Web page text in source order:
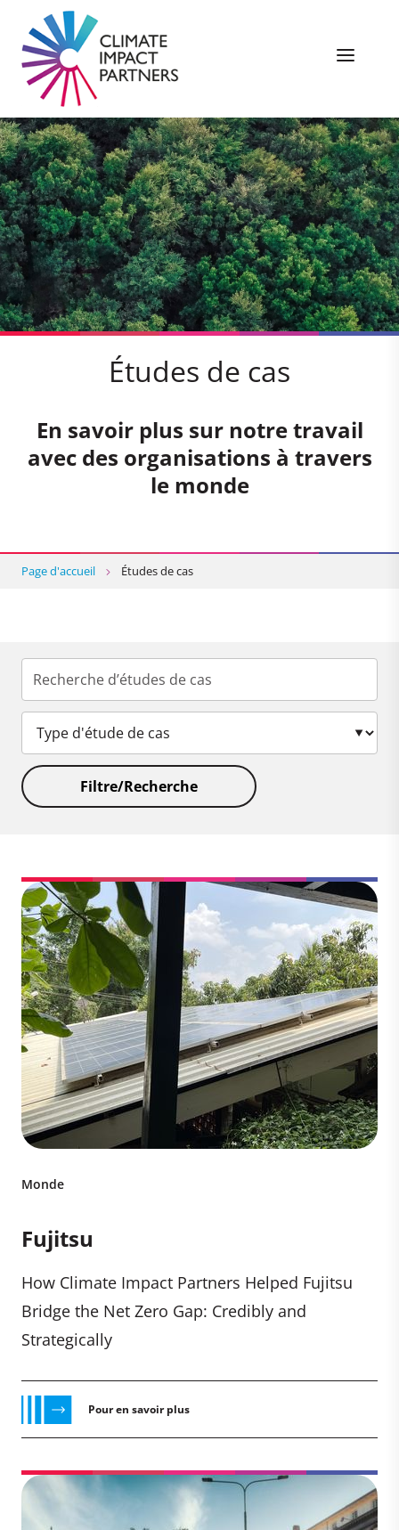
Études de cas
En savoir plus sur notre travail
avec des organisations à travers
le monde
Page d'accueil Études de cas
Filtre/Recherche
Monde
Fujitsu
How Climate Impact Partners Helped Fujitsu
Bridge the Net Zero Gap: Credibly and
Strategically
Pour en savoir plus